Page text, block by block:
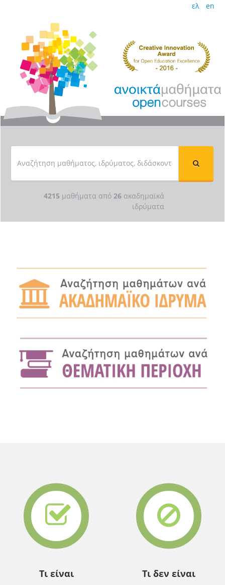
ελ en
4215 μαθήματα από 26 ακαδημαϊκά
ιδρύματα
Τι είναι
Τι δεν είναι